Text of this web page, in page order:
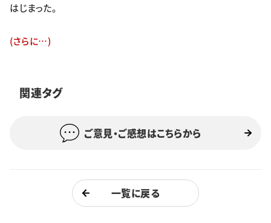
スポーツ
校友
特集・企画
学生記者募集 お問い合わせ
はじまった。
(さらに…)
関連タグ
ご意見・ご感想はこちらから
一覧に戻る